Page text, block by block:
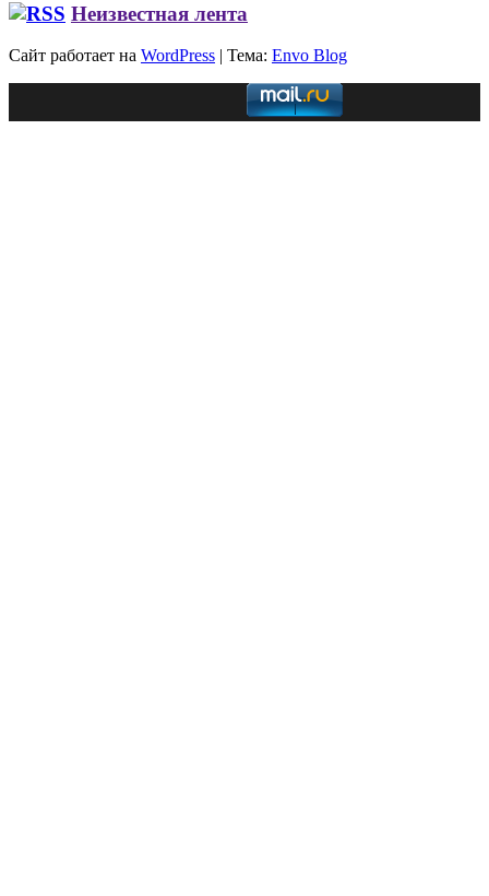
Неизвестная лента
Сайт работает на WordPress | Тема: Envo Blog